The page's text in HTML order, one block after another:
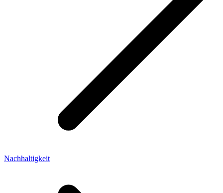
Nachhaltigkeit